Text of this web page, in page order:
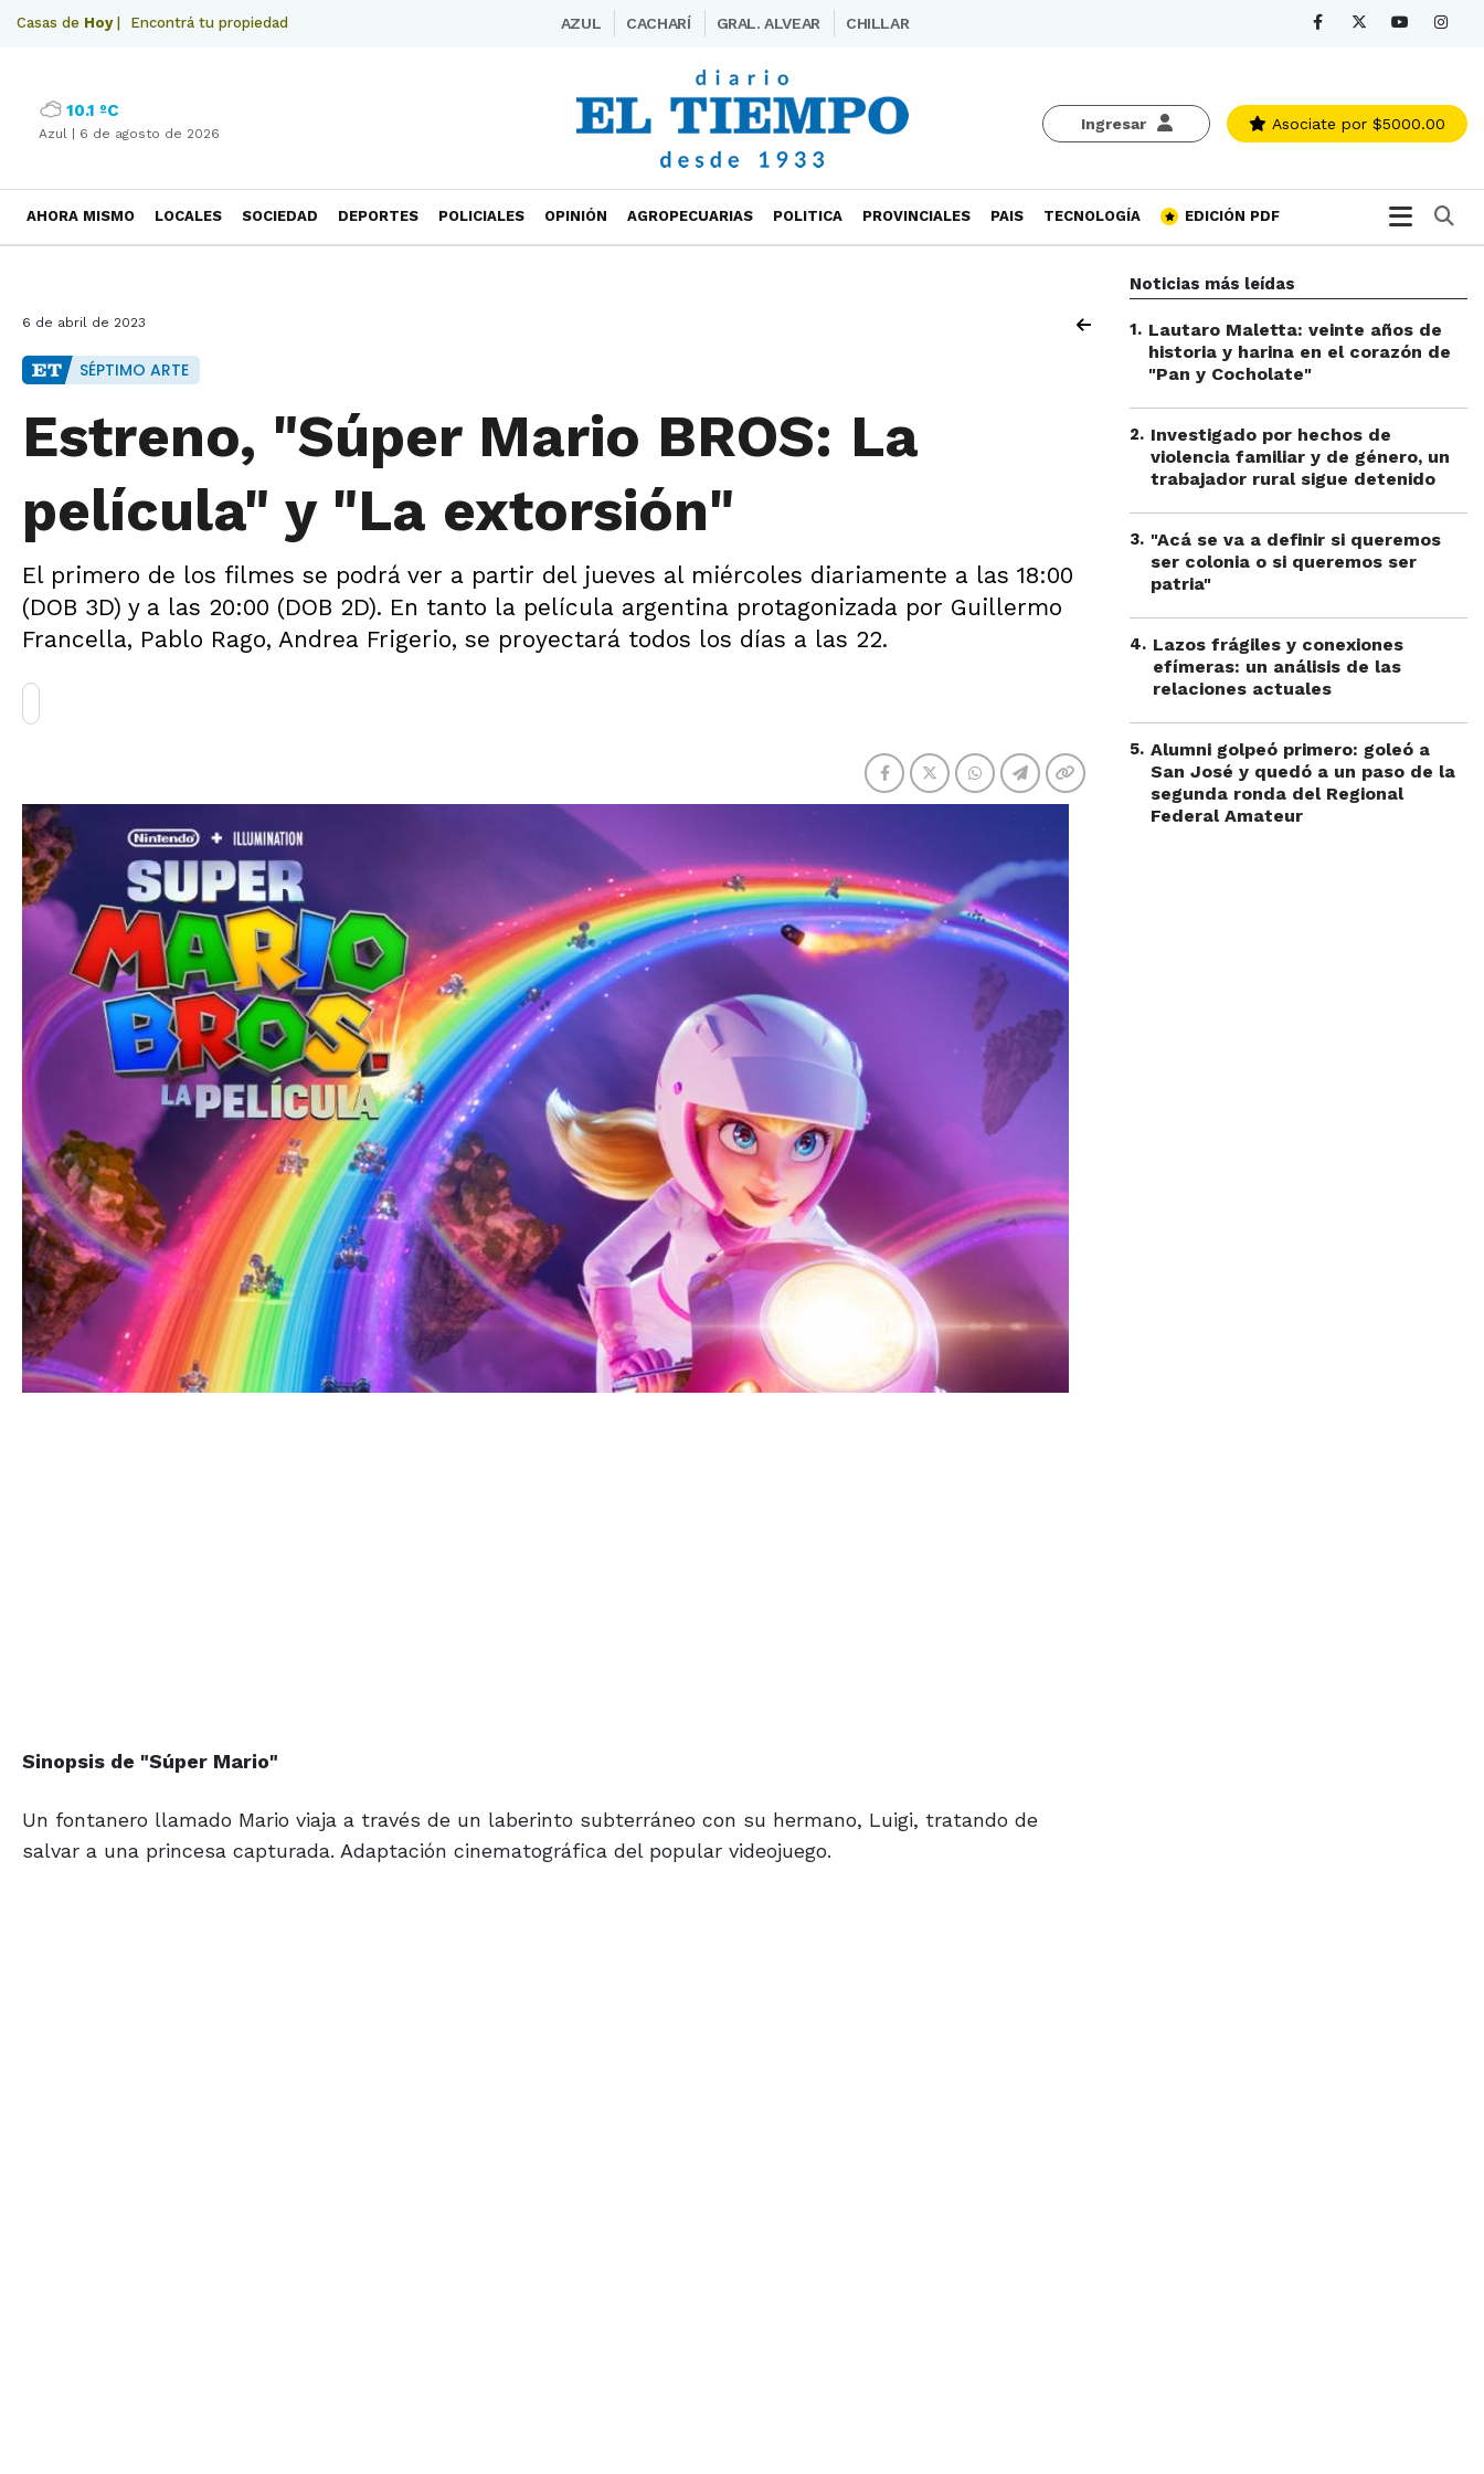
Casas de Hoy| Encontrá tu propiedad AZUL CACHARÍ GRAL. ALVEAR CHILLAR
Ingresar Asociate por $5000.00
10.1 ºC
Azul | 6 de agosto de 2026
AHORA MISMO LOCALES SOCIEDAD DEPORTES POLICIALES OPINIÓN AGROPECUARIAS POLITICA PROVINCIALES PAIS TECNOLOGÍA EDICIÓN PDF
6 de abril de 2023
SÉPTIMO ARTE
Estreno, "Súper Mario BROS: La
película" y "La extorsión"
El primero de los filmes se podrá ver a partir del jueves al miércoles diariamente a las 18:00
(DOB 3D) y a las 20:00 (DOB 2D). En tanto la película argentina protagonizada por Guillermo
Francella, Pablo Rago, Andrea Frigerio, se proyectará todos los días a las 22.
Sinopsis de "Súper Mario"
Un fontanero llamado Mario viaja a través de un laberinto subterráneo con su hermano, Luigi, tratando de
salvar a una princesa capturada. Adaptación cinematográfica del popular videojuego.
Noticias más leídas
1. Lautaro Maletta: veinte años de
historia y harina en el corazón de
"Pan y Cocholate"
2. Investigado por hechos de
violencia familiar y de género, un
trabajador rural sigue detenido
3. "Acá se va a definir si queremos
ser colonia o si queremos ser
patria"
4. Lazos frágiles y conexiones
efímeras: un análisis de las
relaciones actuales
5. Alumni golpeó primero: goleó a
San José y quedó a un paso de la
segunda ronda del Regional
Federal Amateur